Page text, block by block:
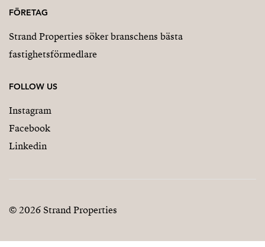
FÖRETAG
Strand Properties söker branschens bästa
fastighetsförmedlare
FOLLOW US
Instagram
Facebook
Linkedin
© 2026 Strand Properties